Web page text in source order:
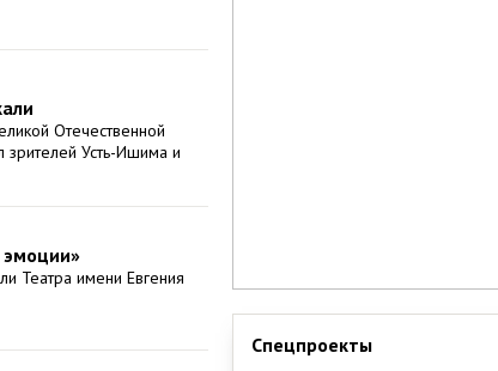
Отечественной
Усть-Ишима и
эмоции»
Театра имени Евгения
Спецпроекты